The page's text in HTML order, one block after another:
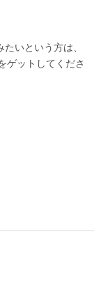
いという方は、
ゲットしてくださ